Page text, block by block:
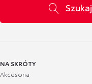
Szukaj
NA SKRÓTY
Akcesoria